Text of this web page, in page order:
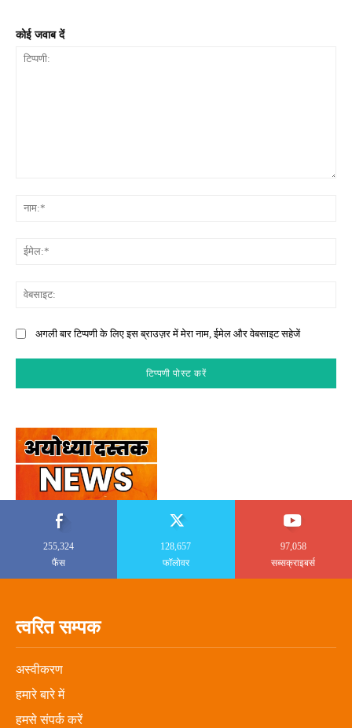
कोई जवाब दें
अगली बार टिप्पणी के लिए इस ब्राउज़र में मेरा नाम, ईमेल और वेबसाइट सहेजें
255,324
फैंस
128,657
फॉलोवर
97,058
सब्सक्राइबर्स
त्वरित सम्पक
अस्वीकरण
हमारे बारे में
हमसे संपर्क करें